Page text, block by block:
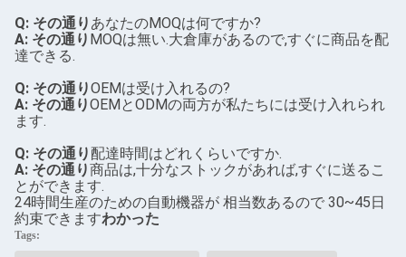
Q: その通り あなたのMOQは何ですか?
A: その通り MOQは無い.大倉庫があるので,すぐに商品を配
達できる.
Q: その通りOEMは受け入れるの?
A: その通りOEMとODMの両方が私たちには受け入れられ
ます.
Q: その通り 配達時間はどれくらいですか.
A: その通り商品は,十分なストックがあれば,すぐに送るこ
とができます.
24時間生産のための自動機器が 相当数あるので 30~45日
約束できますわかった
Tags: